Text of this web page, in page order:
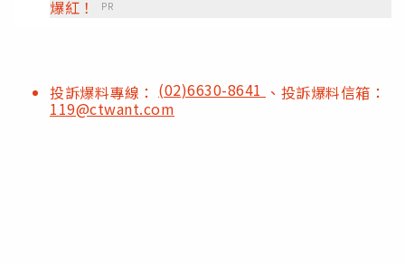
爆紅！ PR
投訴爆料專線： (02)6630-8641 、投訴爆料信箱：
119@ctwant.com